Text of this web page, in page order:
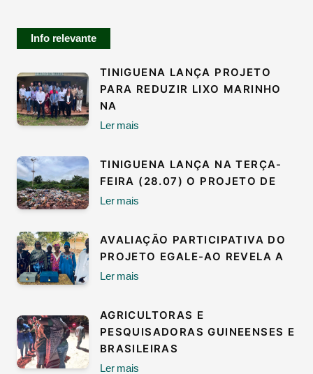
Info relevante
TINIGUENA LANÇA PROJETO
PARA REDUZIR LIXO MARINHO
NA
Ler mais
TINIGUENA LANÇA NA TERÇA-
FEIRA (28.07) O PROJETO DE
Ler mais
AVALIAÇÃO PARTICIPATIVA DO
PROJETO EGALE-AO REVELA A
Ler mais
AGRICULTORAS E
PESQUISADORAS GUINEENSES E
BRASILEIRAS
Ler mais